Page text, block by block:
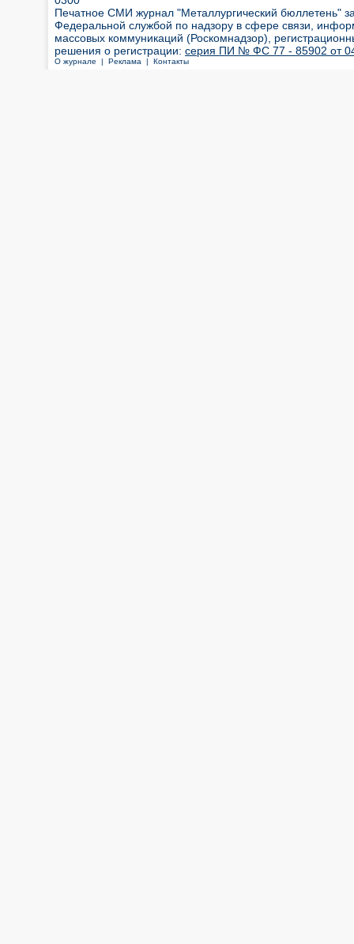
Печатное СМИ журнал "Металлургический бюллетень"
Федеральной службой по надзору в сфере связи,
массовых коммуникаций (Роскомнадзор),
решения о регистрации: серия ПИ № ФС 77 - 85902 от 04
О журнале | Реклама | Контакты